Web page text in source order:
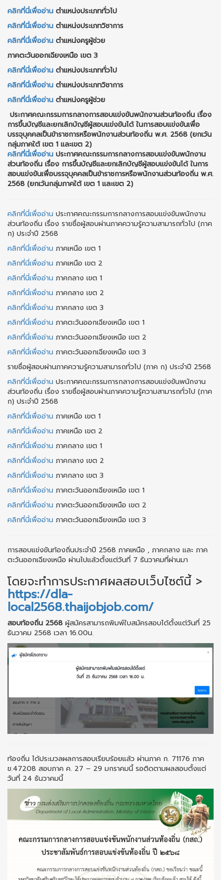
คลิกที่นี่เพื่ออ่าน ตำแหน่งประเภททั่วไป
คลิกที่นี่เพื่ออ่าน ตำแหน่งประเภทวิชาการ
คลิกที่นี่เพื่ออ่าน ตำแหน่งครูผู้ช่วย
ภาคตะวันออกเฉียงเหนือ เขต 3
คลิกที่นี่เพื่ออ่าน ตำแหน่งประเภททั่วไป
คลิกที่นี่เพื่ออ่าน ตำแหน่งประเภทวิชาการ
คลิกที่นี่เพื่ออ่าน ตำแหน่งครูผู้ช่วย
ประกาศคณะกรรมการกลางการสอบแข่งขันพนักงานส่วนท้องถิ่น เรื่อง
การขึ้นบัญชีและยกเลิกบัญชีผู้สอบแข่งขันได้ ในการสอบแข่งขันเพื่อ
บรรจุบุคคลเป็นข้าราชการหรือพนักงานส่วนท้องถิ่น พ.ศ. 2568 (ยกเว้น
กลุ่มภาคใต้ เขต 1 และเขต 2)
คลิกที่นี่เพื่ออ่าน ประกาศคณะกรรมการกลางการสอบแข่งขันพนักงาน
ส่วนท้องถิ่น เรื่อง การขึ้นบัญชีและยกเลิกบัญชีผู้สอบแข่งขันได้ ในการ
สอบแข่งขันเพื่อบรรจุบุคคลเป็นข้าราชการหรือพนักงานส่วนท้องถิ่น พ.ศ.
2568 (ยกเว้นกลุ่มภาคใต้ เขต 1 และเขต 2)
คลิกที่นี่เพื่ออ่าน ประกาศคณะกรรมการกลางการสอบแข่งขันพนักงาน
ส่วนท้องถิ่น เรื่อง รายชื่อผู้สอบผ่านภาคความรู้ความสามารถทั่วไป (ภาค
ก) ประจำปี 2568
คลิกที่นี่เพื่ออ่าน ภาคเหนือ เขต 1
คลิกที่นี่เพื่ออ่าน ภาคเหนือ เขต 2
คลิกที่นี่เพื่ออ่าน ภาคกลาง เขต 1
คลิกที่นี่เพื่ออ่าน ภาคกลาง เขต 2
คลิกที่นี่เพื่ออ่าน ภาคกลาง เขต 3
คลิกที่นี่เพื่ออ่าน ภาคตะวันออกเฉียงเหนือ เขต 1
คลิกที่นี่เพื่ออ่าน ภาคตะวันออกเฉียงเหนือ เขต 2
คลิกที่นี่เพื่ออ่าน ภาคตะวันออกเฉียงเหนือ เขต 3
รายชื่อผู้สอบผ่านภาคความรู้ความสามารถทั่วไป (ภาค ก) ประจำปี 2568
คลิกที่นี่เพื่ออ่าน ประกาศคณะกรรมการกลางการสอบแข่งขันพนักงาน
ส่วนท้องถิ่น เรื่อง รายชื่อผู้สอบผ่านภาคความรู้ความสามารถทั่วไป (ภาค
ก) ประจำปี 2568
คลิกที่นี่เพื่ออ่าน ภาคเหนือ เขต 1
คลิกที่นี่เพื่ออ่าน ภาคเหนือ เขต 2
คลิกที่นี่เพื่ออ่าน ภาคกลาง เขต 1
คลิกที่นี่เพื่ออ่าน ภาคกลาง เขต 2
คลิกที่นี่เพื่ออ่าน ภาคกลาง เขต 3
คลิกที่นี่เพื่ออ่าน ภาคตะวันออกเฉียงเหนือ เขต 1
คลิกที่นี่เพื่ออ่าน ภาคตะวันออกเฉียงเหนือ เขต 2
คลิกที่นี่เพื่ออ่าน ภาคตะวันออกเฉียงเหนือ เขต 3
การสอบแข่งขันท้องถิ่นประจำปี 2568 ภาคเหนือ , ภาคกลาง และ ภาค
ตะวันออกเฉียงเหนือ ผ่านไปแล้วตั้งแต่วันที่ 7 ธันวาคมที่ผ่านมา
โดยจะทำการประกาศผลสอบเว็บไซต์นี้ >
https://dla-
local2568.thaijobjob.com/
สอบท้องถิ่น 2568 ผู้สมัครสามารถพิมพ์ใบสมัครสอบได้ตั้งแต่วันที่ 25
ธันวาคม 2568 เวลา 16.00น.
ท้องถิ่น ได้ประมวลผลการสอบเรียบร้อยแล้ว ผ่านภาค ก. 71176 ภาค
ข.47208 สอบภาค ค. 27 – 29 มกราคมนี้ รอติดตามผลสอบตั้งแต่
วันที่ 24 ธันวาคมนี้